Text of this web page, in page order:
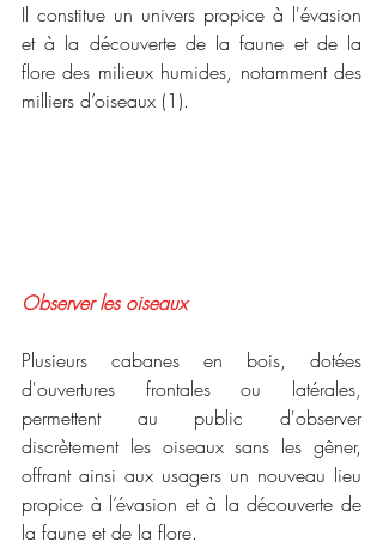
Il constitue un univers propice à l'évasion
et à la découverte de la faune et de la
flore des milieux humides, notamment des
milliers d’oiseaux (1).
Observer les oiseaux
Plusieurs cabanes en bois, dotées
d'ouvertures frontales ou latérales,
permettent au public d'observer
discrètement les oiseaux sans les gêner,
offrant ainsi aux usagers un nouveau lieu
propice à l’évasion et à la découverte de
la faune et de la flore.